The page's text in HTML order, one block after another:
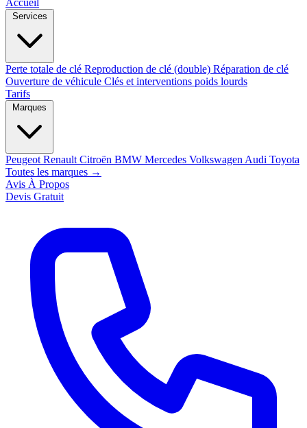
Accueil
Perte totale de clé Reproduction de clé (double) Réparation de clé
Ouverture de véhicule Clés et interventions poids lourds
Tarifs
Peugeot Renault Citroën BMW Mercedes Volkswagen Audi Toyota
Toutes les marques →
Avis À Propos
Devis Gratuit